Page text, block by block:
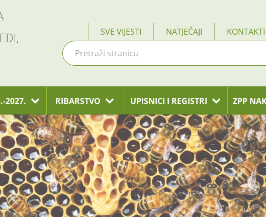
SVE VIJESTI NATJEČAJI KONTAKTI
2027. RIBARSTVO UPISNICI I REGISTRI ZPP